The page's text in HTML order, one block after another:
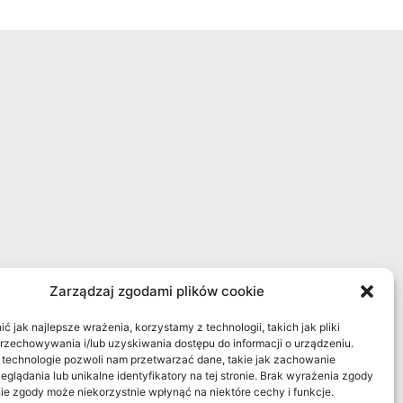
Zarządzaj zgodami plików cookie
jak najlepsze wrażenia, korzystamy z technologii, takich jak pliki
i/lub uzyskiwania dostępu do informacji o urządzeniu.
pozwoli nam przetwarzać dane, takie jak zachowanie
lub unikalne identyfikatory na tej stronie. Brak wyrażenia zgody
zgody może niekorzystnie wpłynąć na niektóre cechy i funkcje.